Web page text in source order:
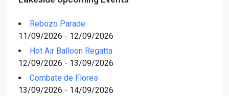
Rebozo Parade
11/09/2026 - 12/09/2026
Hot Air Balloon Regatta
12/09/2026 - 13/09/2026
Combate de Flores
13/09/2026 - 14/09/2026